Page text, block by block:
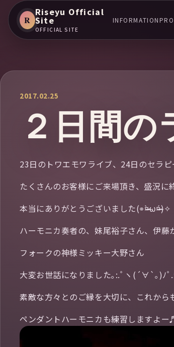
R
Riseyu Official
Site
OFFICIAL SITE
INFORMATION
2017.02.25
２日間の
23日のトワエモワライブ、24日のセラ
たくさんのお客様にご来場頂き、盛況に
本当にありがとうございました(⌯¤̴̶̷̀ω¤̴̶̷́)✧
ハーモニカ奏者の、妹尾裕子さん、伊藤
フォークの神様ミッキー大野さん
大変お世話になりました｡:.ﾟヽ(´∀`｡)ﾉﾟ.:
素敵な方々とのご縁を大切に、これか
ペンダントハーモニカも練習しますよー